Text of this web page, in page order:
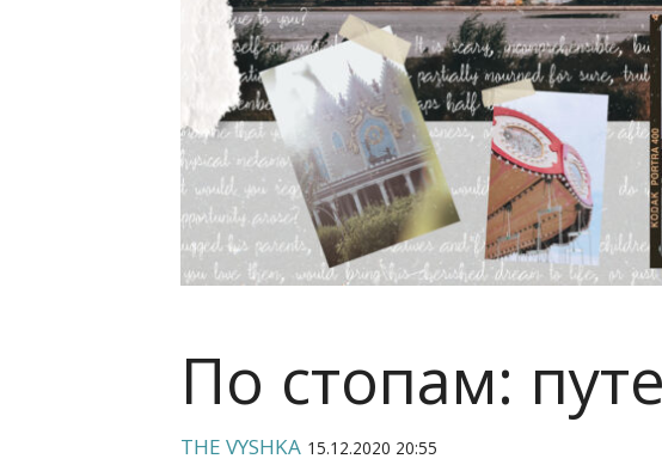
По стопам:
THE VYSHKA 15.12.2020 20:55